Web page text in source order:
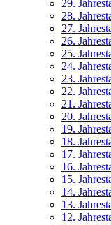
29.
28.
27.
26.
25.
24.
23.
22.
21.
20.
19.
18.
17.
16.
15.
14.
13.
12.